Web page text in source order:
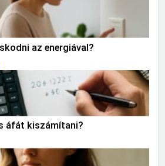
az energiával?
áfát kiszámítani?